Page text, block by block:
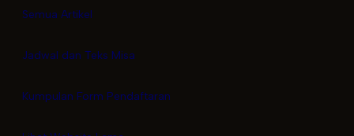
Semua Artikel
Jadwal dan Teks Misa
Kumpulan Form Pendaftaran